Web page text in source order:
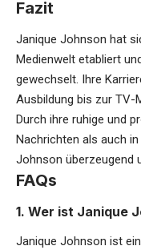
Fazit
Janique Johnson hat
Medienwelt etabliert
gewechselt. Ihre
Ausbildung bis zur TV-
Durch ihre ruhige und
Nachrichten als auch
Johnson überzeugend
FAQs
1. Wer ist Janique
Janique Johnson ist